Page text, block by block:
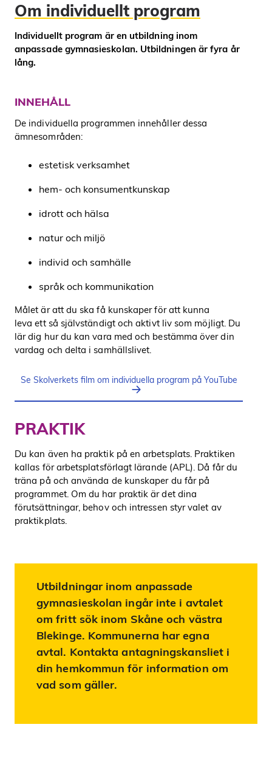
Om individuellt program
Individuellt program är en utbildning inom
anpassade gymnasieskolan. Utbildningen är fyra år
lång.
INNEHÅLL
De individuella programmen innehåller dessa
ämnesområden:
estetisk verksamhet
hem- och konsumentkunskap
idrott och hälsa
natur och miljö
individ och samhälle
språk och kommunikation
Målet är att du ska få kunskaper för att kunna
leva ett så självständigt och aktivt liv som möjligt. Du
lär dig hur du kan vara med och bestämma över din
vardag och delta i samhällslivet.
Se Skolverkets film om individuella program på YouTube
PRAKTIK
Du kan även ha praktik på en arbetsplats. Praktiken
kallas för arbetsplatsförlagt lärande (APL). Då får du
träna på och använda de kunskaper du får på
programmet. Om du har praktik är det dina
förutsättningar, behov och intressen styr valet av
praktikplats.
Utbildningar inom anpassade
gymnasieskolan ingår inte i avtalet
om fritt sök inom Skåne och västra
Blekinge. Kommunerna har egna
avtal. Kontakta antagningskansliet i
din hemkommun för information om
vad som gäller.